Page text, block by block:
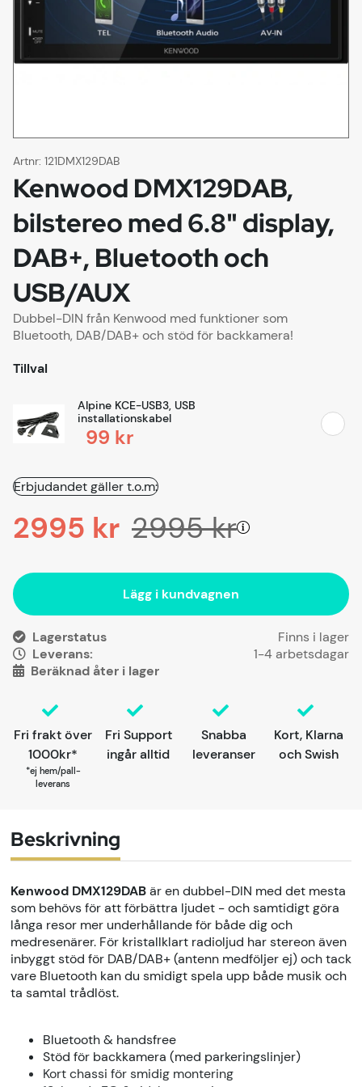
Artnr: 121DMX129DAB
Kenwood DMX129DAB,
bilstereo med 6.8" display,
DAB+, Bluetooth och
USB/AUX
Dubbel-DIN från Kenwood med funktioner som
Bluetooth, DAB/DAB+ och stöd för backkamera!
Tillval
Alpine KCE-USB3, USB
installationskabel
99 kr
Erbjudandet gäller t.o.m:
2995kr
2995 kr
Lägg i kundvagnen
Lagerstatus
Leverans:
1-4 arbetsdagar
Beräknad åter i lager
Fri frakt över
1000kr*
*ej hem/pall-
leverans
Fri Support
ingår alltid
Snabba
leveranser
Kort, Klarna
och Swish
Beskrivning
Kenwood DMX129DABär en dubbel-DIN med det mesta
som behövs för att förbättra ljudet - och samtidigt göra
långa resor mer underhållande för både dig och
medresenärer. För kristallklart radioljud har stereon även
inbyggt stöd för DAB/DAB+ (antenn medföljer ej) och tack
vare Bluetooth kan du smidigt spela upp både musik och
ta samtal trådlöst.
Bluetooth & handsfree
Stöd för backkamera (med parkeringslinjer)
Kort chassi för smidig montering